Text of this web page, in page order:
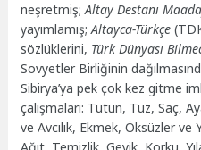
neşretmiş;Altay Destanı
yayımlamış;Altayca-Türkçe
sözlüklerini, Türk Dünyası
Sovyetler Birliğinin
Sibirya’ya pek çok kez gitme
çalışmaları: Tütün, Tuz, Saç,
ve Avcılık, Ekmek, Öksüzler